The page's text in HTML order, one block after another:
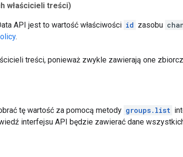
właścicieli treści)
API jest to wartość właściwości id zasobu
.
treści, ponieważ zwykle zawierają one
tę wartość za pomocą metody groups.list
interfejsu API będzie zawierać dane